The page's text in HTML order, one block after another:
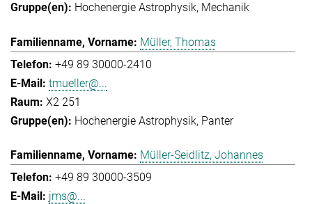
Hochenergie Astrophysik Mechanik
Müller, Thomas
+49 89 30000-2410
tmueller@...
X2 251
Hochenergie Astrophysik Panter
Müller-Seidlitz, Johannes
+49 89 30000-3509
jms@...